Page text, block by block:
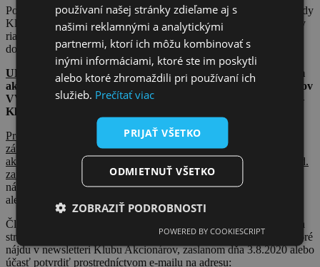
Pozvaní na stretnutie sú aj pánDaniel J. Krátký, člen správnej rady
Klubu akcionárov VVS a.s., pán Ing. Stanislav Hreha
, generálny
riaditeľ VVS a.s. a pán
Ing. Richard Majza MBA
dozornej rady VVS a.s.
UPOZORNENIE:
Účasť na stretnutí bude umožnená len tým
akcionárom VVS a participantom (nečlenom Klubu akcionárov
VVS), ktorým bude účasť zo strany organizátora stretnutia –
Klubu akcionárov VVS potvrdená.
Prosíme akcionárov VVS a prípadných participantov, ktorí majú
záujem zúčastniť sa stretnutia avšak nie sú členmi Klubu
akcionárov VVS, aby sa najneskôr do stredy (5.8.2020) 16.00 hod.
zaregistrovali
pre účasť na uvedenom stretnutí prostredníctvom
nášho kontaktného web formulára:Registrovať sa na stretnutie
alebo emailom na adresu:info@klubakcionarov.sk
Členovia Klubu akcionárov VVS, ktorí zatiaľ nepotvrdili účasť na
stretnutí, tak môžu urobiť kliknutím na tlačidlo [Zúčastním sa], ktoré
nájdu v newsletteri Klubu Akcionárov, zaslanom dňa 3.8.2020 alebo
účasť potvrdiť prostredníctvom e-mailu na adresu:
používaní našej stránky zdieľame aj s
našimi reklamnými a analytickými
partnermi, ktorí ich môžu kombinovať s
inými informáciami, ktoré ste im poskytli
alebo ktoré zhromaždili pri používaní ich
služieb. Prečítať viac
PRIJAŤ VŠETKO
ODMIETNUŤ VŠETKO
ZOBRAZIŤ PODROBNOSTI
POWERED BY COOKIESCRIPT